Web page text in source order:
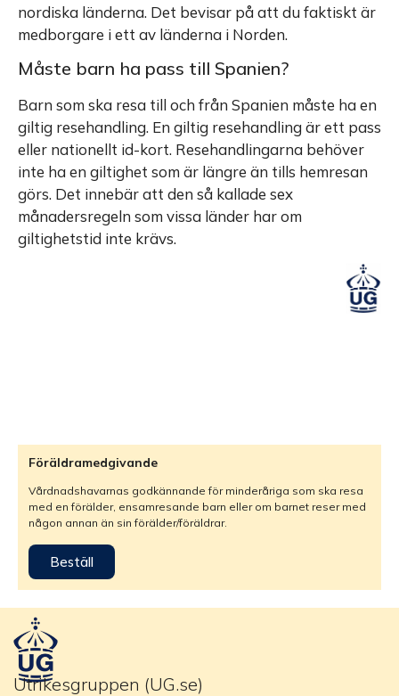
nordiska länderna. Det bevisar på att du faktiskt är
medborgare i ett av länderna i Norden.
Måste barn ha pass till Spanien?
Barn som ska resa till och från Spanien måste ha en
giltig resehandling. En giltig resehandling är ett pass
eller nationellt id-kort. Resehandlingarna behöver
inte ha en giltighet som är längre än tills hemresan
görs. Det innebär att den så kallade sex
månadersregeln som vissa länder har om
giltighetstid inte krävs.
Föräldramedgivande
Vårdnadshavarnas godkännande för minderåriga som ska resa
med en förälder, ensamresande barn eller om barnet reser med
någon annan än sin förälder/föräldrar.
Beställ
Utrikesgruppen (UG.se)